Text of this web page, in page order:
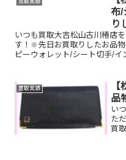
か
布/
り
いつも買取大吉松山古川椿店
す！🔆先日お買取りしたお品
ピーウォレット/シート切手/イ
買取実績
品
い
た
買